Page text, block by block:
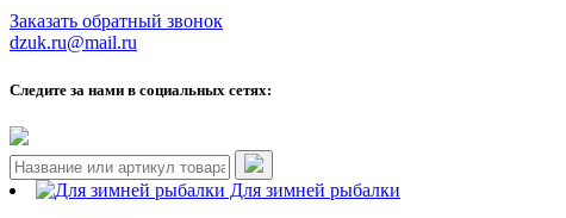
Заказать обратный звонок
dzuk.ru@mail.ru
Следите за нами в социальных сетях:
Для зимней рыбалки